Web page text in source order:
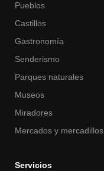
Pueblos
Castillos
Gastronomía
Senderismo
Parques naturales
Museos
Miradores
Mercados y mercadillos
Servicios